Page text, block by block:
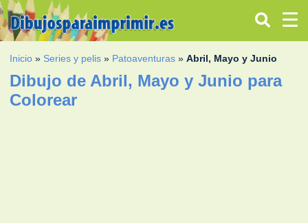
Inicio » Series y pelis » Patoaventuras »Abril, Mayo y Junio
Dibujo de Abril, Mayo y Junio para
Colorear